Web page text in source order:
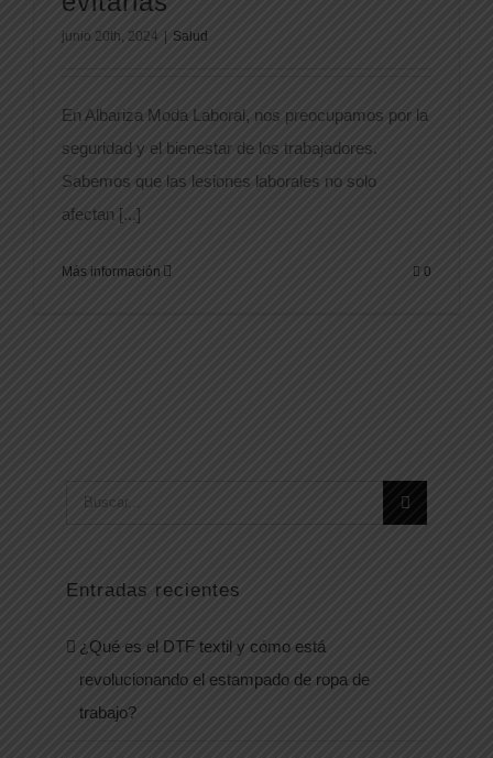
junio 20th, 2024 | Salud
En Albariza Moda Laboral, nos preocupamos por la
seguridad y el bienestar de los trabajadores.
Sabemos que las lesiones laborales no solo
afectan [...]
Más información 0
Buscar:
Entradas recientes
¿Qué es el DTF textil y cómo está
revolucionando el estampado de ropa de
trabajo?